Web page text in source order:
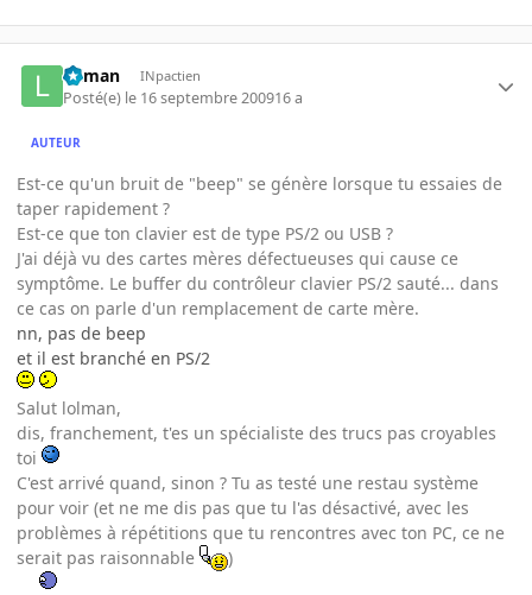
lolman INpactien
Posté(e) le 16 septembre 200916 a
AUTEUR
Est-ce qu'un bruit de "beep" se génère lorsque tu essaies de
taper rapidement ?
Est-ce que ton clavier est de type PS/2 ou USB ?
J'ai déjà vu des cartes mères défectueuses qui cause ce
symptôme. Le buffer du contrôleur clavier PS/2 sauté... dans
ce cas on parle d'un remplacement de carte mère.
nn, pas de beep
et il est branché en PS/2
Salut lolman,
dis, franchement, t'es un spécialiste des trucs pas croyables
toi
C'est arrivé quand, sinon ? Tu as testé une restau système
pour voir (et ne me dis pas que tu l'as désactivé, avec les
problèmes à répétitions que tu rencontres avec ton PC, ce ne
serait pas raisonnable
)